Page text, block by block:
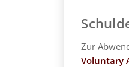
Zur
Voluntary